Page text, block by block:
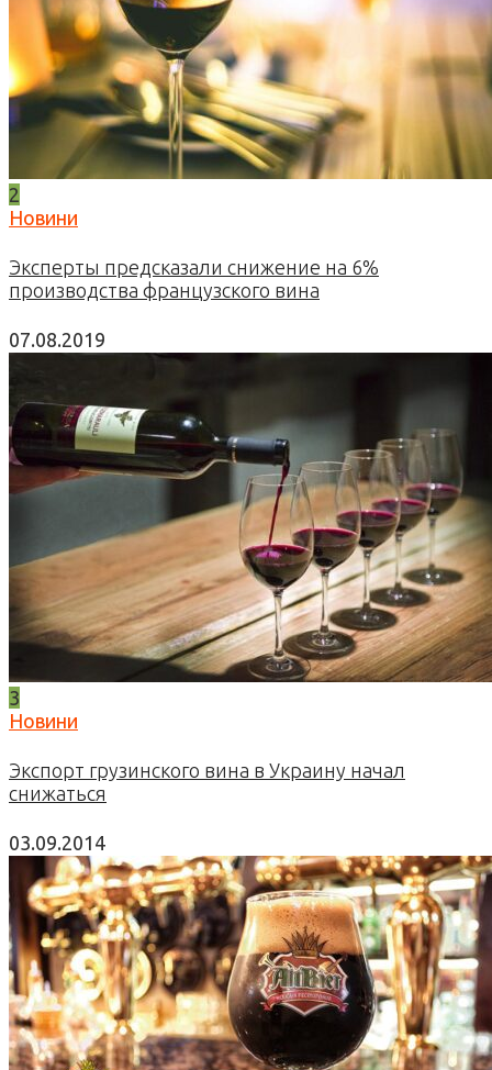
2
Новини
Эксперты предсказали снижение на 6%
производства французского вина
07.08.2019
3
Новини
Экспорт грузинского вина в Украину начал
снижаться
03.09.2014